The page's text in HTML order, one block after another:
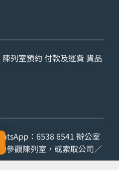
陳列室預約 付款及運費 貨品
： 6538 6541 辦公室
參觀陳列室，或索取公司／